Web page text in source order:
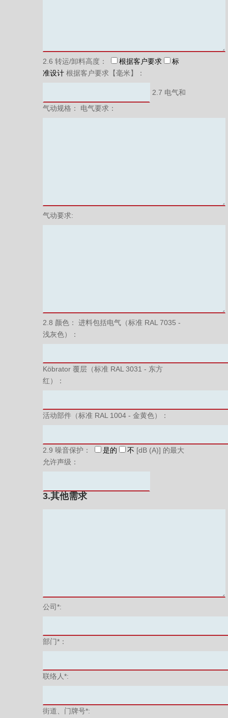
2.6 转运/卸料高度： 根据客户要求
标
准设计根据客户要求【毫米】：
2.7 电气和
气动规格： 电气要求：
气动要求:
2.8 颜色： 进料包括电气（标准 RAL 7035 -
浅灰色）：
Köbrator 覆层（标准 RAL 3031 - 东方
红）：
活动部件（标准 RAL 1004 - 金黄色）：
2.9 噪音保护： 是的 不 [dB (A)] 的最大
允许声级：
3.其他需求
公司*:
部门*：
联络人*:
街道、门牌号*: